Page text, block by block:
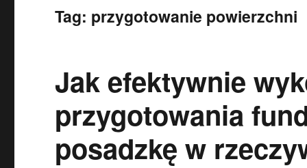
Tag: przygotowanie powierzchni
Jak efektywnie
przygotowania
posadzkę w